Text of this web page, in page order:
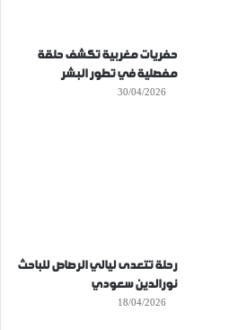
حفريات مغربية تكشف حلقة
مفصلية في تطور البشر
30/04/2026
رحلة تتعدى ليالي الرصاص للباحث
نورالدين سعودي
18/04/2026